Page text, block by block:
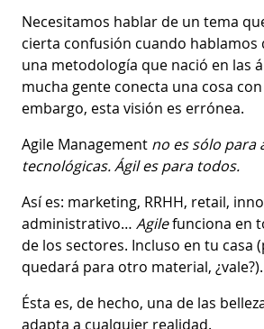
Necesitamos hablar de un tema
cierta confusión cuando hablamos
una metodología que nació en las
mucha gente conecta una cosa
embargo, esta visión es errónea.
Agile Management no es sólo para
tecnológicas. Ágil es para todos.
Así es: marketing, RRHH, retail,
administrativo… Agilefunciona en
de los sectores. Incluso en tu casa
quedará para otro material, ¿vale?).
Ésta es, de hecho, una de las
adapta a cualquier realidad.